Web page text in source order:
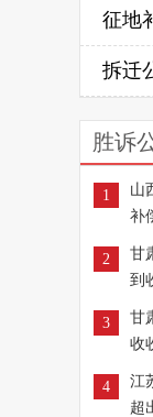
征地
拆迁
胜诉
1
山
补
2
甘
到
3
甘
收
4
江
超